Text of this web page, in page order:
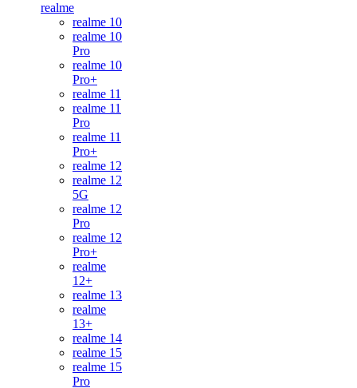
realme
realme 10
realme 10
Pro
realme 10
Pro+
realme 11
realme 11
Pro
realme 11
Pro+
realme 12
realme 12
5G
realme 12
Pro
realme 12
Pro+
realme
12+
realme 13
realme
13+
realme 14
realme 15
realme 15
Pro